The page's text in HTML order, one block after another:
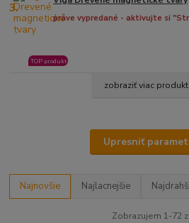
3.
práve vypredané - aktivujte si
TOP produkt
zobraziť viac
Upresniť
Najnovšie Najlacnejšie
Zobrazujem 1-72